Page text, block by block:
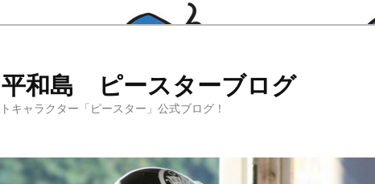
和島 ピースターブログ
キャラクター「ピースター」公式ブログ！